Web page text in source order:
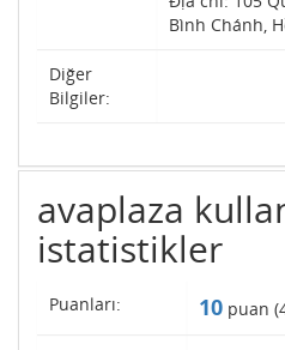
Bình Chánh,
Diğer
Bilgiler:
avaplaza
istatistikler
Puanları: 10 puan (